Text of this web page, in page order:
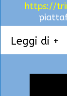
https://
Leggi di +